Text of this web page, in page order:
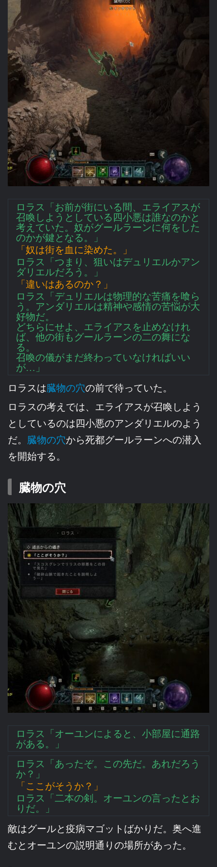
ロラス「お前が街にいる間、エライアスが
召喚しようとしている四小悪は誰なのかと
考えていた。奴がグールラーンに何をした
のかが鍵となる。」
「奴は街を血に染めた。」
ロラス「つまり、狙いはデュリエルかアン
ダリエルだろう。」
「違いはあるのか？」
ロラス「デュリエルは物理的な苦痛を喰ら
う。アンダリエルは精神や感情の苦悩が大
好物だ。
どちらにせよ、エライアスを止めなけれ
ば、他の街もグールラーンの二の舞にな
る。
召喚の儀がまだ終わっていなければいい
が…」
ロラスは臓物の穴の前で待っていた。
ロラスの考えでは、エライアスが召喚しよう
としているのは四小悪のアンダリエルのよう
だ。 臓物の穴から死都グールラーンへの潜入
を開始する。
臓物の穴
ロラス「オーユンによると、小部屋に通路
がある。」
ロラス「あったぞ。この先だ。あれだろう
か？」
「ここがそうか？」
ロラス「二本の剣。オーユンの言ったとお
りだ。」
敵はグールと疫病マゴットばかりだ。奥へ進
むとオーユンの説明通りの場所があった。